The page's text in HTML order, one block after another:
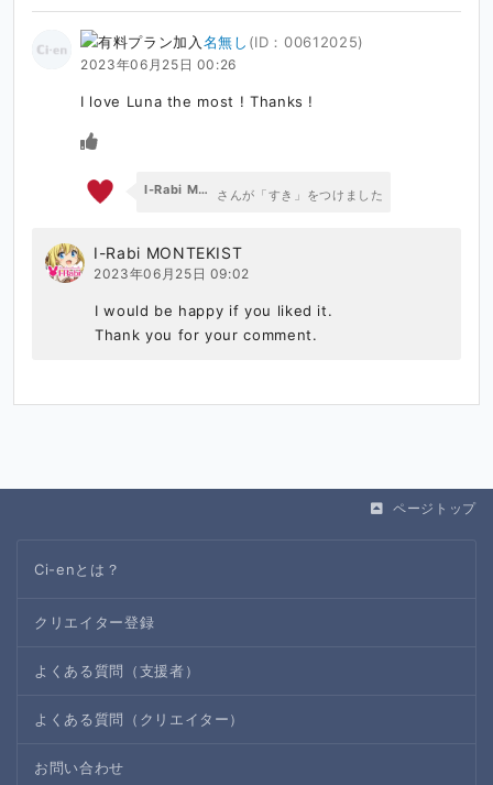
名無し (ID：00612025)
2023年06月25日 00:26
I love Luna the most ! Thanks !
I-Rabi MONTEKIST さんが「すき」をつけました
I-Rabi MONTEKIST
2023年06月25日 09:02
I would be happy if you liked it.
Thank you for your comment.
ページトップ
Ci-enとは？
クリエイター登録
よくある質問（支援者）
よくある質問（クリエイター）
お問い合わせ